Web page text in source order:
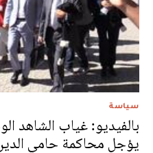
سياسة
بالفيديو: غياب الشاهد
يؤجل محاكمة حامي